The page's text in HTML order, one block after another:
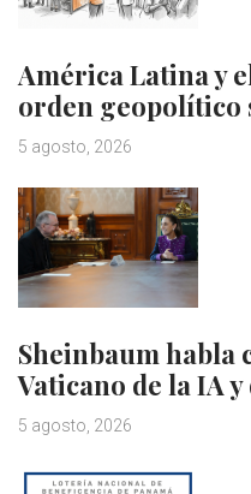
América Latina y
orden geopolítico
5 agosto, 2026
Sheinbaum habla
Vaticano de la IA
5 agosto, 2026